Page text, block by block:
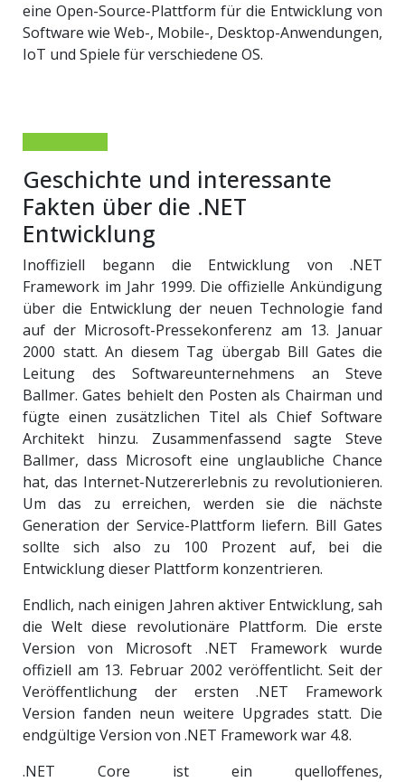
eine Open-Source-Plattform für die Entwicklung von
Software wie Web-, Mobile-, Desktop-Anwendungen,
IoT und Spiele für verschiedene OS.
Geschichte und interessante
Fakten über die .NET
Entwicklung
Inoffiziell begann die Entwicklung von .NET
Framework im Jahr 1999. Die offizielle Ankündigung
über die Entwicklung der neuen Technologie fand
auf der Microsoft-Pressekonferenz am 13. Januar
2000 statt. An diesem Tag übergab Bill Gates die
Leitung des Softwareunternehmens an Steve
Ballmer. Gates behielt den Posten als Chairman und
fügte einen zusätzlichen Titel als Chief Software
Architekt hinzu. Zusammenfassend sagte Steve
Ballmer, dass Microsoft eine unglaubliche Chance
hat, das Internet-Nutzererlebnis zu revolutionieren.
Um das zu erreichen, werden sie die nächste
Generation der Service-Plattform liefern. Bill Gates
sollte sich also zu 100 Prozent auf, bei die
Entwicklung dieser Plattform konzentrieren.
Endlich, nach einigen Jahren aktiver Entwicklung, sah
die Welt diese revolutionäre Plattform. Die erste
Version von Microsoft .NET Framework wurde
offiziell am 13. Februar 2002 veröffentlicht. Seit der
Veröffentlichung der ersten .NET Framework
Version fanden neun weitere Upgrades statt. Die
endgültige Version von .NET Framework war 4.8.
.NET Core ist ein quelloffenes,